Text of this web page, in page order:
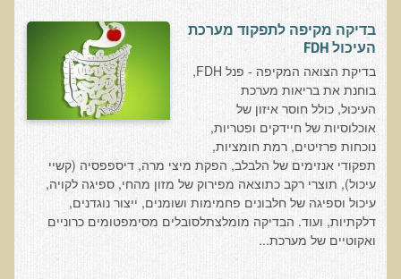
הרצאה ב 28/11/25 טיפים מפתיעים ופשוטים לבריאות
איתנה ואריכות-ימים
רפואה פונקציונאלית
מצבים קליניים ספציפיים
מהי רפואה פונקציונאלית טבעית?
שאלונים רפואיים פונקציונאליים
טופס קבלה לייעוץ קליני
טופס הרשמה לקבלת ייעוץ / טיפול + טופס פרטי בריאות
בדיקה מקיפה לתפקוד מערכת
העיכול FDH
בדיקת הצואה המקיפה - פנל FDH,
בוחנת את בריאות מערכת
העיכול, כולל חוסר איזון של
אוכלוסיות של חיידקים ופטריות,
נוכחות פרזיטים, רמת חומציות,
תפקודי אנזימים של הלבלב, הפקת מיצי מרה, דיספפסיה (קשיי
עיכול), תוצרי רקב כתוצאה מפירוק של מזון מהחי, ספיגה לקויה,
עיכול וספיגה של חלבונים פחמימות ושומנים, ייצור נוגדנים,
דלקתיות, ועוד. הבדיקה מומלצתלסובלים מסימפטומים כרוניים
ואקוטיים של מערכת...